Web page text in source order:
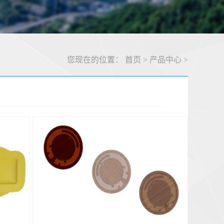
您现在的位置： 首页 > 产品中心 >